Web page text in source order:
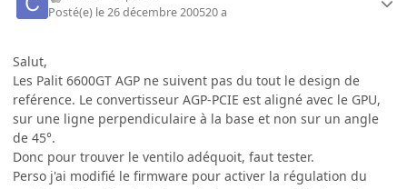
Posté(e) le 26 décembre 200520 a
Salut,
Les Palit 6600GT AGP ne suivent pas du tout le design de
reférence. Le convertisseur AGP-PCIE est aligné avec le GPU,
sur une ligne perpendiculaire à la base et non sur un angle
de 45°.
Donc pour trouver le ventilo adéquoit, faut tester.
Perso j'ai modifié le firmware pour activer la régulation du